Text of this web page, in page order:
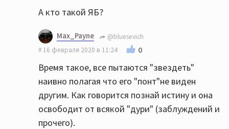
А кто такой ЯБ?
Max_Payne
@bluesevich
16 февраля 2020 в 11:24
0
Время такое, все пытаются "звездеть"
наивно полагая что его "понт"не виден
другим. Как говорится познай истину и она
освободит от всякой "дури" (заблуждений и
прочего).